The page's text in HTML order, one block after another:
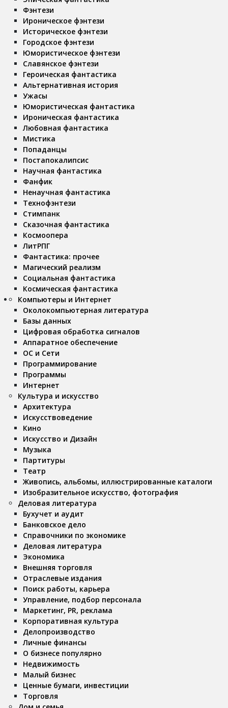
Фэнтези
Ироническое фэнтези
Историческое фэнтези
Городское фэнтези
Юмористическое фэнтези
Славянское фэнтези
Героическая фантастика
Альтернативная история
Ужасы
Юмористическая фантастика
Ироническая фантастика
Любовная фантастика
Мистика
Попаданцы
Постапокалипсис
Научная фантастика
Фанфик
Ненаучная фантастика
Технофэнтези
Стимпанк
Сказочная фантастика
Космоопера
ЛитРПГ
Фантастика: прочее
Магический реализм
Социальная фантастика
Космическая фантастика
Компьютеры и Интернет
Околокомпьютерная литература
Базы данных
Цифровая обработка сигналов
Аппаратное обеспечение
ОС и Сети
Программирование
Программы
Интернет
Культура и искусство
Архитектура
Искусствоведение
Кино
Искусство и Дизайн
Музыка
Партитуры
Театр
Живопись, альбомы, иллюстрированные каталоги
Изобразительное искусство, фотография
Деловая литература
Бухучет и аудит
Банковское дело
Справочники по экономике
Деловая литература
Экономика
Внешняя торговля
Отраслевые издания
Поиск работы, карьера
Управление, подбор персонала
Маркетинг, PR, реклама
Корпоративная культура
Делопроизводство
Личные финансы
О бизнесе популярно
Недвижимость
Малый бизнес
Ценные бумаги, инвестиции
Торговля